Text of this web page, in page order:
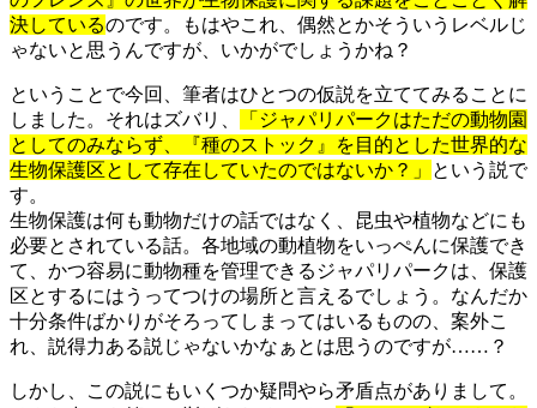
決しているのです。もはやこれ、偶然とかそういうレベルじ
ゃないと思うんですが、いかがでしょうかね？
ということで今回、筆者はひとつの仮説を立ててみることに
しました。それはズバリ、
「ジャパリパークはただの動物園
としてのみならず、『種のストック』を目的とした世界的な
生物保護区として存在していたのではないか？」
という説で
す。
生物保護は何も動物だけの話ではなく、昆虫や植物などにも
必要とされている話。各地域の動植物をいっぺんに保護でき
て、かつ容易に動物種を管理できるジャパリパークは、保護
区とするにはうってつけの場所と言えるでしょう。なんだか
十分条件ばかりがそろってしまってはいるものの、案外こ
れ、説得力ある説じゃないかなぁとは思うのですが……？
しかし、この説にもいくつか疑問やら矛盾点がありまして。